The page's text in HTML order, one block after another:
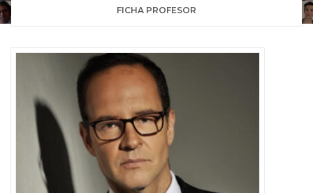
FICHA PROFESOR